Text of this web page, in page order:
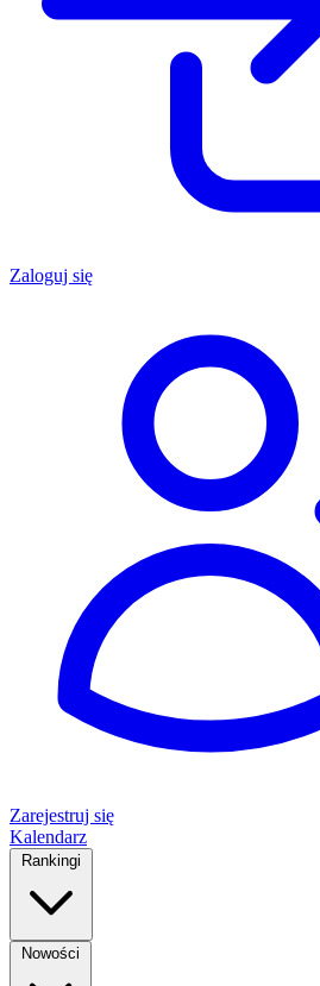
Zaloguj się
Zarejestruj się
Kalendarz
Rankingi
Nowości